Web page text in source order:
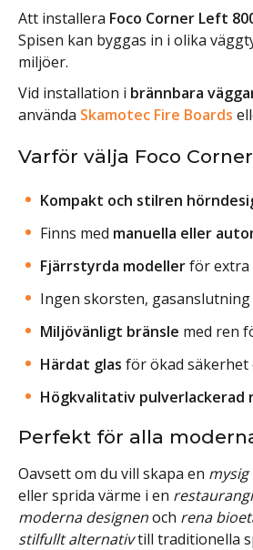
Att installera Foco Corner Left
Spisen kan byggas in i olika
miljöer.
Vid installation i brännbara
använda Skamotec Fire Boards
Varför välja Foco
Kompakt och stilren
Finns med manuella eller
Fjärrstyrda modellerför extra
Ingen skorsten,
Miljövänligt bränsle med ren
Härdat glas för ökad
Högkvalitativ pulverlackerad
Perfekt för alla
Oavsett om du vill skapa en
eller sprida värme i en
moderna designenoch rena
stilfullt alternativtill traditionella